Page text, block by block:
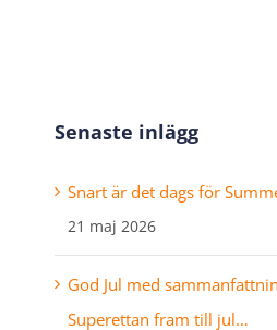
Senaste inlägg
Snart är det dags för
21 maj 2026
God Jul med
Superettan fram till jul…